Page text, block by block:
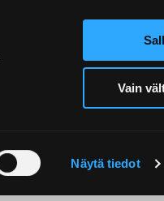
Näytä tiedot
Vain